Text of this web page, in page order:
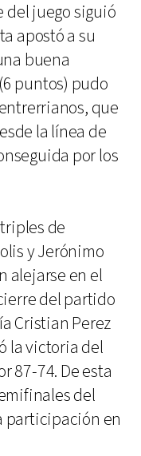
del juego siguió
apostó a su
buena
puntos) pudo
que
la línea de
por los
de
y Jerónimo
alejarse en el
del partido
Cristian Perez
la victoria del
87-74. De esta
del
participación en